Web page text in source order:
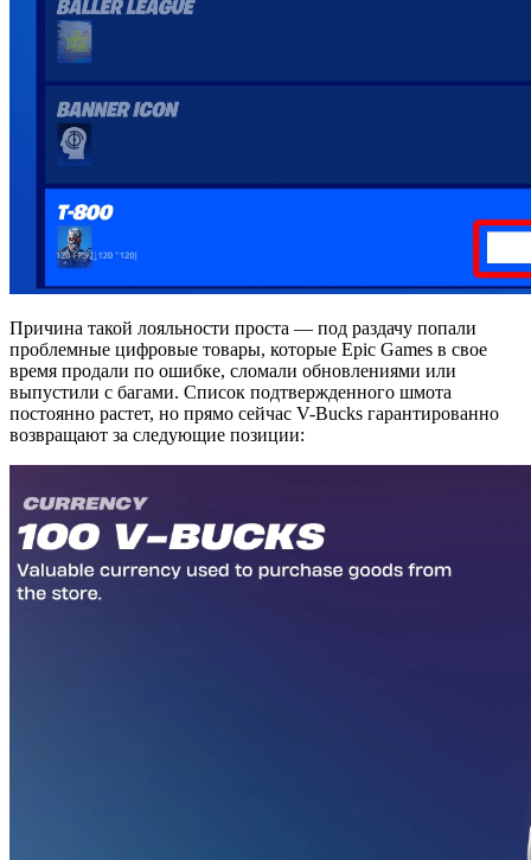
Причина такой лояльности проста — под раздачу попали
проблемные цифровые товары, которые Epic Games в свое
время продали по ошибке, сломали обновлениями или
выпустили с багами. Список подтвержденного шмота
постоянно растет, но прямо сейчас V-Bucks гарантированно
возвращают за следующие позиции: